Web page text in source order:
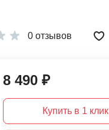
0 отзывов
8 490 ₽
Купить в 1 клик